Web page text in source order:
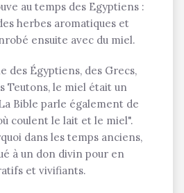
au temps des Egyptiens :
herbes aromatiques et
ensuite avec du miel.
des Égyptiens, des Grecs,
Teutons, le miel était un
Bible parle également de
coulent le lait et le miel".
dans les temps anciens,
à un don divin pour en
et vivifiants.